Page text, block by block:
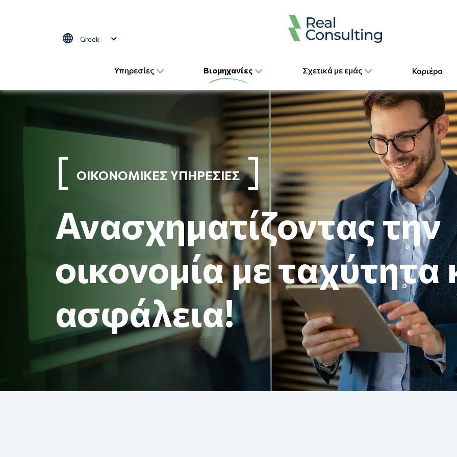
Select your language
Υπηρεσίες Βιομηχανίες Σχετικά με εμάς Καριέρα
ΟΙΚΟΝΟΜΙΚΈΣ ΥΠΗΡΕΣΊΕΣ
Ανασχηματίζοντας την
οικονομία με ταχύτητα
ασφάλεια!